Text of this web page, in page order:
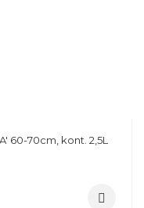
60-70cm, kont. 2,5L